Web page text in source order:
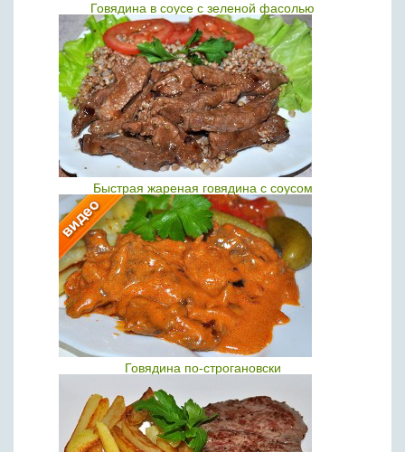
Говядина в соусе с зеленой фасолью
Быстрая жареная говядина с соусом
Говядина по-строгановски